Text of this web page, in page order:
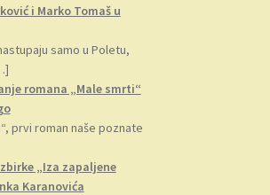
i Marko Tomaš u
samo u Poletu,
romana „Male smrti“
prvi roman naše poznate
„Iza zapaljene
Karanovića